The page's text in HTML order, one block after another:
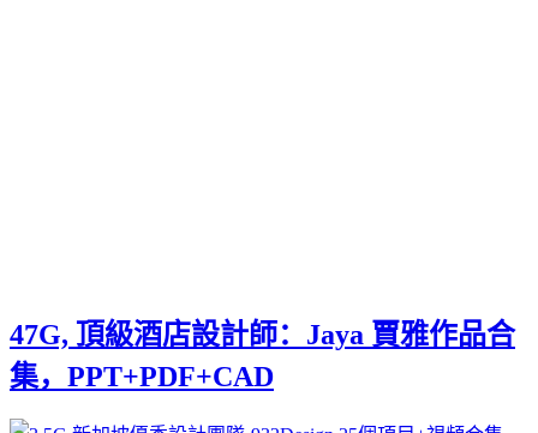
47G, 頂級酒店設計師：Jaya 賈雅作品合
集，PPT+PDF+CAD